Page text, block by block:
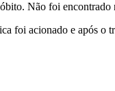
Não foi
foi acionado e após